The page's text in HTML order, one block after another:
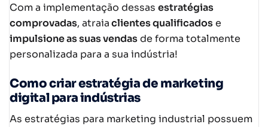
Com a implementação dessas estratégias
comprovadas, atraiaclientes qualificadose
impulsione as suas vendasde forma totalmente
personalizada para a sua indústria!
Como criar estratégia de marketing
digital para indústrias
As estratégias para marketing industrial possuem